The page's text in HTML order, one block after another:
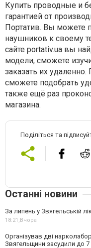
Купить проводные и
гарантией от
Портатив. Вы можете
наушников к своему
сайте portativ.ua вы
модели, сможете
заказать их
сможете подобрать
также ещё раз
магазина.
Поділіться та
Останні новини
За липень у Звягельській
18:21, Вчора
Організував дві
Звягельщини засудили до 7